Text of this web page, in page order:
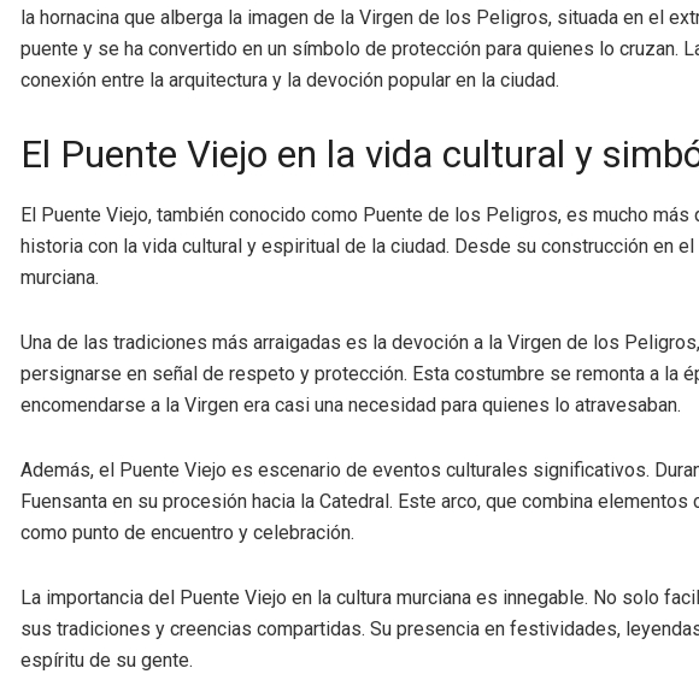
la hornacina que alberga la imagen de la Virgen de los Peligros, situada en el
puente y se ha convertido en un símbolo de protección para quienes lo cruzan.
conexión entre la arquitectura y la devoción popular en la ciudad.
El Puente Viejo en la vida cultural y
El Puente Viejo, también conocido como Puente de los Peligros, es mucho
historia con la vida cultural y espiritual de la ciudad. Desde su construcción en
murciana.
Una de las tradiciones más arraigadas es la devoción a la Virgen de los
persignarse en señal de respeto y protección. Esta costumbre se remonta a la
encomendarse a la Virgen era casi una necesidad para quienes lo atravesaban.
Además, el Puente Viejo es escenario de eventos culturales significativos.
Fuensanta en su procesión hacia la Catedral. Este arco, que combina
como punto de encuentro y celebración.
La importancia del Puente Viejo en la cultura murciana es innegable. No solo
sus tradiciones y creencias compartidas. Su presencia en festividades,
espíritu de su gente.